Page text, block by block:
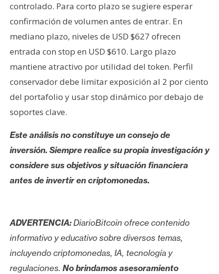
controlado. Para corto plazo se sugiere esperar
confirmación de volumen antes de entrar. En
mediano plazo, niveles de USD $627 ofrecen
entrada con stop en USD $610. Largo plazo
mantiene atractivo por utilidad del token. Perfil
conservador debe limitar exposición al 2 por ciento
del portafolio y usar stop dinámico por debajo de
soportes clave.
Este análisis no constituye un consejo de
inversión. Siempre realice su propia investigación y
considere sus objetivos y situación financiera
antes de invertir en criptomonedas.
ADVERTENCIA:DiarioBitcoin ofrece contenido
informativo y educativo sobre diversos temas,
incluyendo criptomonedas, IA, tecnología y
regulaciones. No brindamos asesoramiento